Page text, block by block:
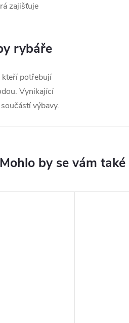
zajišťuje
rybáře
potřebují
Vynikající
výbavy.